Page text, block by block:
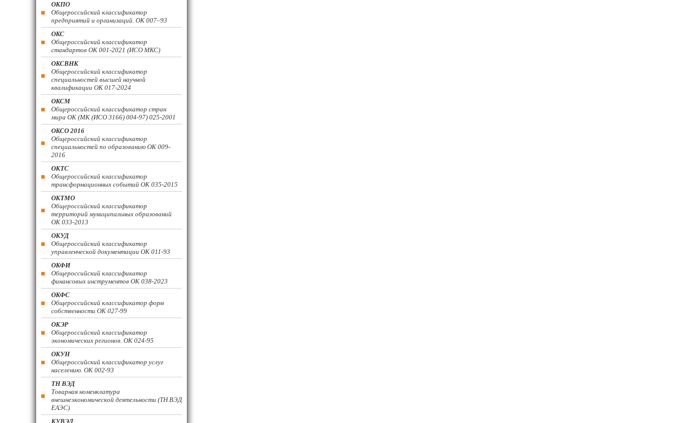
ОКПО
Общероссийский классификатор
предприятий и организаций. ОК 007–93
ОКС
Общероссийский классификатор
стандартов ОК 001-2021 (ИСО МКС)
ОКСВНК
Общероссийский классификатор
специальностей высшей научной
квалификации ОК 017-2024
ОКСМ
Общероссийский классификатор стран
мира ОК (МК (ИСО 3166) 004-97) 025-2001
ОКСО 2016
Общероссийский классификатор
специальностей по образованию ОК 009-
2016
ОКТС
Общероссийский классификатор
трансформационных событий ОК 035-2015
ОКТМО
Общероссийский классификатор
территорий муниципальных образований
ОК 033-2013
ОКУД
Общероссийский классификатор
управленческой документации ОК 011-93
ОКФИ
Общероссийский классификатор
финансовых инструментов OK 038-2023
ОКФС
Общероссийский классификатор форм
собственности ОК 027-99
ОКЭР
Общероссийский классификатор
экономических регионов. ОК 024-95
ОКУН
Общероссийский классификатор услуг
населению. ОК 002-93
ТН ВЭД
Товарная номенклатура
внешнеэкономической деятельности (ТН ВЭД
ЕАЭС)
КУВЭД